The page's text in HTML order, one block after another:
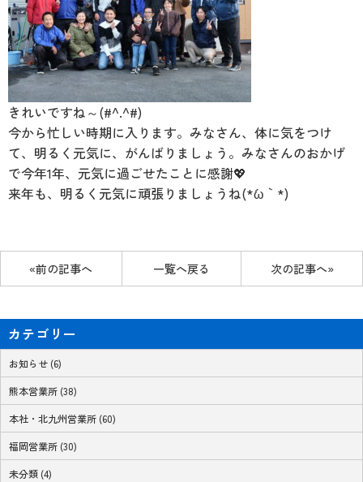
きれいですね～(#^.^#)
今から忙しい時期に入ります。みなさん、体に気をつけ
て、明るく元気に、がんばりましょう。みなさんのおかげ
で今年1年、元気に過ごせたことに感謝💖
来年も、明るく元気に頑張りましょうね(*´ω｀*)
«前の記事へ 次の記事へ»
一覧へ戻る
カテゴリー
お知らせ (6)
熊本営業所 (38)
本社・北九州営業所 (60)
福岡営業所 (30)
未分類 (4)